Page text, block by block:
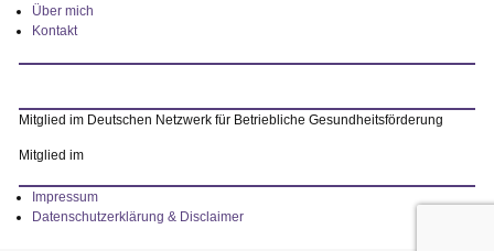
Über mich
Kontakt
Mitglied im Deutschen Netzwerk für Betriebliche Gesundheitsförderung
Mitglied im
Impressum
Datenschutzerklärung & Disclaimer